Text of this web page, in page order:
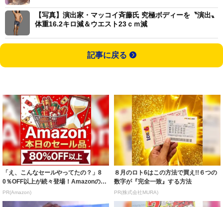
【写真】演出家・マッコイ斉藤氏 究極ボディーを〝演出〟
体重16.2キロ減＆ウエスト23ｃｍ減
記事に戻る
「え、こんなセールやってたの？」8
0％OFF以上が続々登場！Amazonの本
気が...
PR(Amazon)
８月のロト6はこの方法で買え!!６つの
数字が『完全一致』する方法
PR(株式会社MURA)